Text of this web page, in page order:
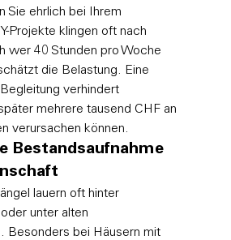
Sie ehrlich bei Ihrem
Projekte klingen oft nach
wer 40 Stunden pro Woche
die Belastung. Eine
verhindert
mehrere tausend CHF an
verursachen können.
Bestandsaufnahme
lauern oft hinter
unter alten
Besonders bei Häusern mit